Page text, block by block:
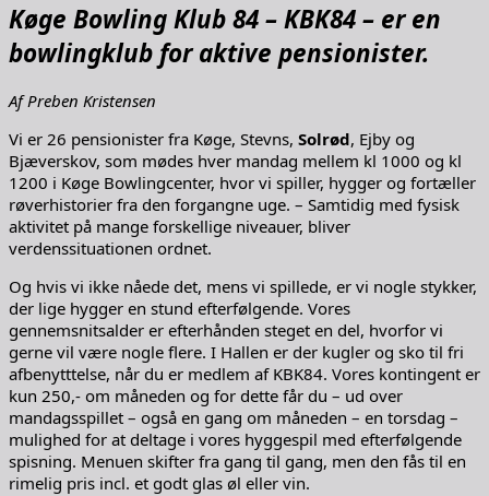
Køge Bowling Klub 84 – KBK84 – er en
bowlingklub for aktive pensionister.
Af Preben Kristensen
Vi er 26 pensionister fra Køge, Stevns, Solrød, Ejby og
Bjæverskov, som mødes hver mandag mellem kl 1000 og kl
1200 i Køge Bowlingcenter, hvor vi spiller, hygger og fortæller
røverhistorier fra den forgangne uge. – Samtidig med fysisk
aktivitet på mange forskellige niveauer, bliver
verdenssituationen ordnet.
Og hvis vi ikke nåede det, mens vi spillede, er vi nogle stykker,
der lige hygger en stund efterfølgende. Vores
gennemsnitsalder er efterhånden steget en del, hvorfor vi
gerne vil være nogle flere. I Hallen er der kugler og sko til fri
afbenytttelse, når du er medlem af KBK84. Vores kontingent er
kun 250,- om måneden og for dette får du – ud over
mandagsspillet – også en gang om måneden – en torsdag –
mulighed for at deltage i vores hyggespil med efterfølgende
spisning. Menuen skifter fra gang til gang, men den fås til en
rimelig pris incl. et godt glas øl eller vin.